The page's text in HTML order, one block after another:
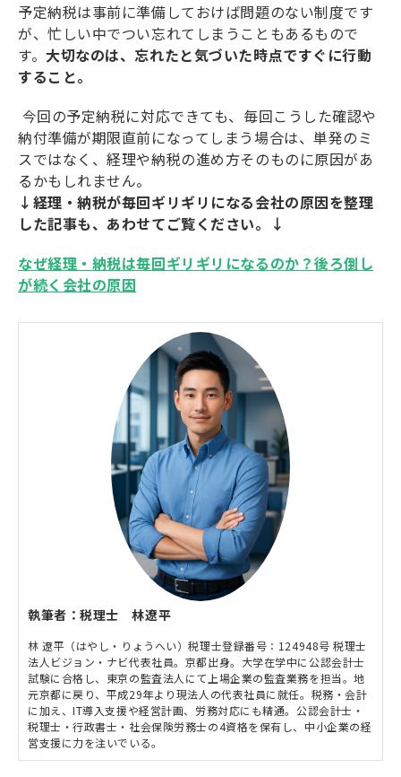
予定納税は事前に準備しておけば問題のない制度です
が、忙しい中でつい忘れてしまうこともあるもので
す。 大切なのは、忘れたと気づいた時点ですぐに行動
すること。
今回の予定納税に対応できても、毎回こうした確認や
納付準備が期限直前になってしまう場合は、単発のミ
スではなく、経理や納税の進め方そのものに原因があ
るかもしれません。
↓経理・納税が毎回ギリギリになる会社の原因を整理
した記事も、あわせてご覧ください。↓
なぜ経理・納税は毎回ギリギリになるのか？後ろ倒し
が続く会社の原因
執筆者：税理士 林遼平
林 遼平（はやし・りょうへい）税理士登録番号：124948号 税理士
法人ビジョン・ナビ代表社員。京都出身。大学在学中に公認会計士
試験に合格し、東京の監査法人にて上場企業の監査業務を担当。地
元京都に戻り、平成29年より現法人の代表社員に就任。税務・会計
に加え、IT導入支援や経営計画、労務対応にも精通。公認会計士・
税理士・行政書士・社会保険労務士の4資格を保有し、中小企業の経
営支援に力を注いでいる。